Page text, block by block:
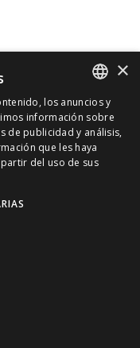
SPANISH
CAT
×
los anuncios y
información sobre
de publicidad y análisis,
que les haya
del uso de sus